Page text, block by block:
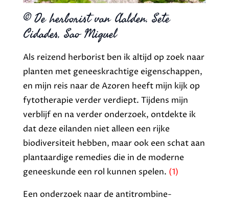
© De herborist van Aalden. Sete
Cidades, Sao Miguel
Als reizend herborist ben ik altijd op zoek naar
planten met geneeskrachtige eigenschappen,
en mijn reis naar de Azoren heeft mijn kijk op
fytotherapie verder verdiept. Tijdens mijn
verblijf en na verder onderzoek, ontdekte ik
dat deze eilanden niet alleen een rijke
biodiversiteit hebben, maar ook een schat aan
plantaardige remedies die in de moderne
geneeskunde een rol kunnen spelen. (1)
Een onderzoek naar de antitrombine-